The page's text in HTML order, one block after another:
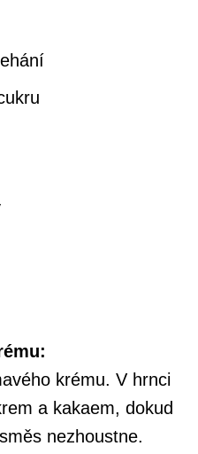
krému. V hrnci
a kakaem, dokud
nezhoustne.